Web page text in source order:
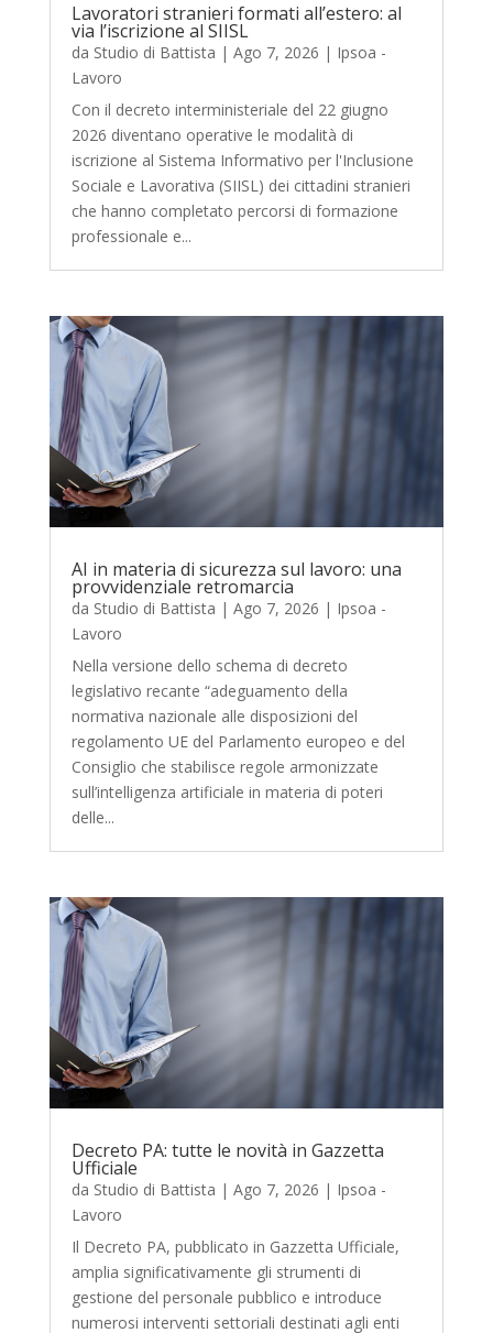
Lavoratori stranieri formati all’estero: al
via l’iscrizione al SIISL
da Studio di Battista | Ago 7, 2026 | Ipsoa -
Lavoro
Con il decreto interministeriale del 22 giugno
2026 diventano operative le modalità di
iscrizione al Sistema Informativo per l'Inclusione
Sociale e Lavorativa (SIISL) dei cittadini stranieri
che hanno completato percorsi di formazione
professionale e...
AI in materia di sicurezza sul lavoro: una
provvidenziale retromarcia
da Studio di Battista | Ago 7, 2026 | Ipsoa -
Lavoro
Nella versione dello schema di decreto
legislativo recante “adeguamento della
normativa nazionale alle disposizioni del
regolamento UE del Parlamento europeo e del
Consiglio che stabilisce regole armonizzate
sull’intelligenza artificiale in materia di poteri
delle...
Decreto PA: tutte le novità in Gazzetta
Ufficiale
da Studio di Battista | Ago 7, 2026 | Ipsoa -
Lavoro
Il Decreto PA, pubblicato in Gazzetta Ufficiale,
amplia significativamente gli strumenti di
gestione del personale pubblico e introduce
numerosi interventi settoriali destinati agli enti